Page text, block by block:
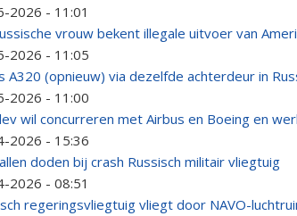
2026 - 11:01
vrouw bekent illegale uitvoer van
2026 - 11:05
A320 (opnieuw) via dezelfde achterdeur in
2026 - 11:00
wil concurreren met Airbus en Boeing en
2026 - 15:36
doden bij crash Russisch militair vliegtuig
2026 - 08:51
regeringsvliegtuig vliegt door NAVO-